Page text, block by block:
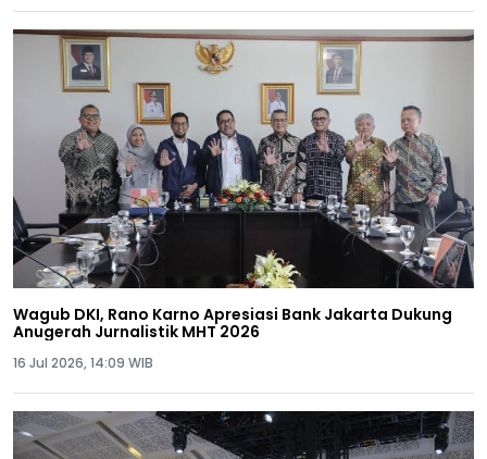
Wagub DKI, Rano Karno Apresiasi Bank Jakarta Dukung
Anugerah Jurnalistik MHT 2026
16 Jul 2026, 14:09 WIB